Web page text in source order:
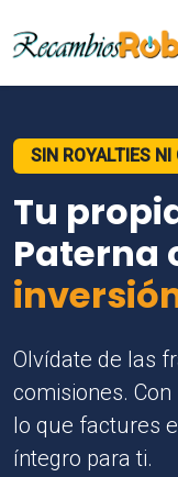
SIN ROYALTIES
Tu
Paterna
Olvídate de las
comisiones. Con
lo que factures
íntegro para ti.